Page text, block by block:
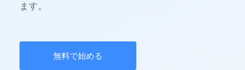
ます。
無料で始める